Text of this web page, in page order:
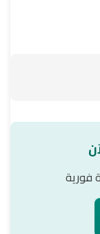
فورية